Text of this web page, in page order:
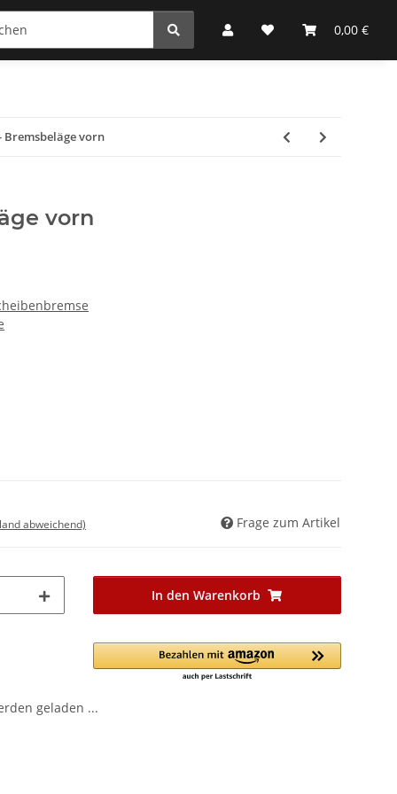
0,00 €
Bremsbeläge vorn
vorn
abweichend) Frage zum Artikel
In den Warenkorb
geladen ...